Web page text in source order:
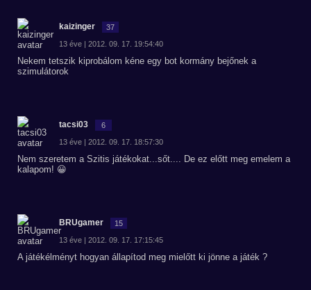
kaizinger 37
13 éve | 2012. 09. 17. 19:54:40
Nekem tetszik kiprobálom kéne egy bot kormány bejőnek a
szimulátorok
tacsi03 6
13 éve | 2012. 09. 17. 18:57:30
Nem szeretem a Szitis játékokat...sőt.... De ez előtt meg emelem a
kalapom! 😀
BRUgamer 15
13 éve | 2012. 09. 17. 17:15:45
A játékélményt hogyan állapítod meg mielőtt ki jönne a játék ?